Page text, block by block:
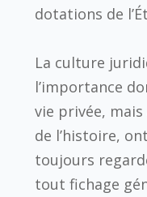
dotations de
La culture
l’importance
vie privée,
de l’histoire,
toujours
tout fichage